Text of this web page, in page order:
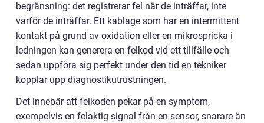
begränsning: det registrerar fel när de inträffar, inte
varför de inträffar. Ett kablage som har en intermittent
kontakt på grund av oxidation eller en mikrospricka i
ledningen kan generera en felkod vid ett tillfälle och
sedan uppföra sig perfekt under den tid en tekniker
kopplar upp diagnostikutrustningen.
Det innebär att felkoden pekar på en symptom,
exempelvis en felaktig signal från en sensor, snarare än